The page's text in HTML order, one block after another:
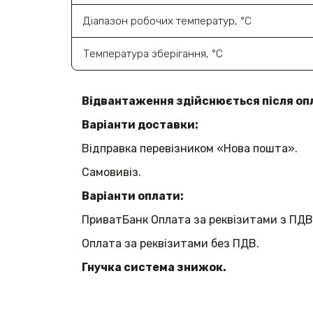
Діапазон робочих температур, °C
Температура зберігання, °C
Відвантаження здійснюється після
Варіанти доставки:
Відправка перевізником «Нова пошта».
Самовивіз.
Варіанти оплати:
ПриватБанк Оплата за реквізитами з
Оплата за реквізитами без ПДВ.
Гнучка система знижок.